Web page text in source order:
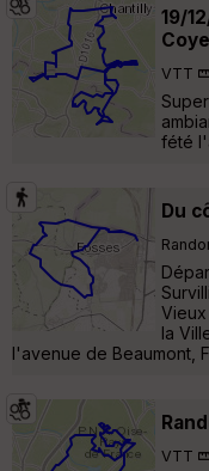
19/
VTT
fété
Du
Vieux
la
l'avenue de Beaumont,
VTT